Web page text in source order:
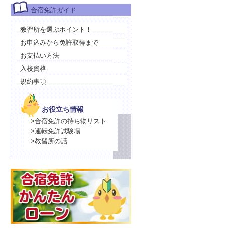
合宿免許ガイド
教習所を選ぶポイント！
お申込みから免許取得まで
お支払い方法
入校資格
規約事項
お役立ち情報
>合宿免許の持ち物リスト
>運転免許試験場
>教習所の話